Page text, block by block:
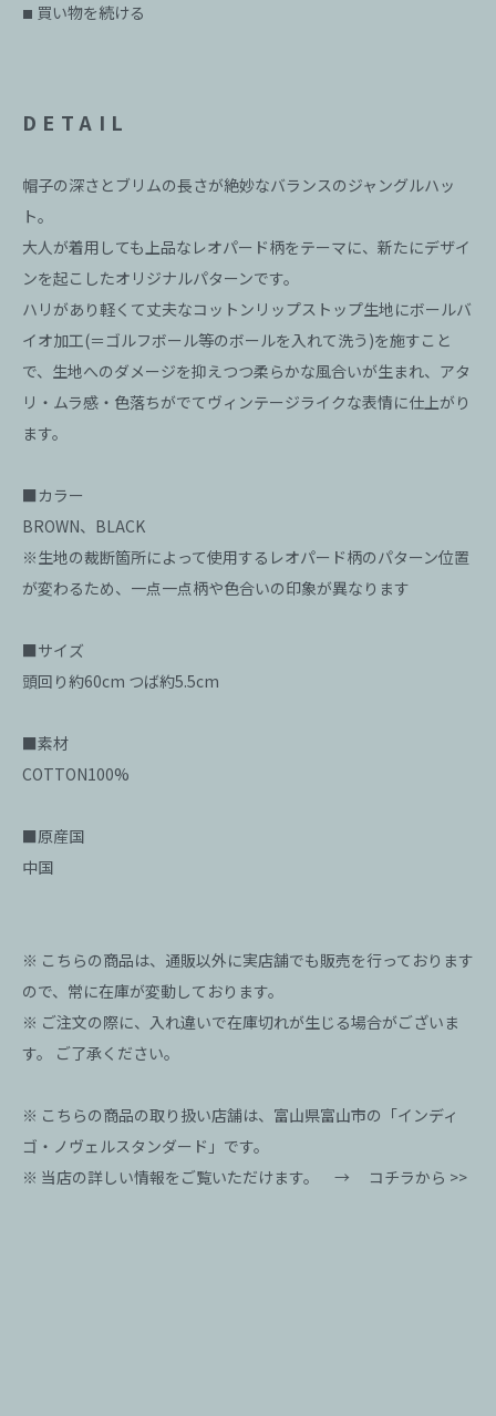
■ 買い物を続ける
DETAIL
帽子の深さとブリムの長さが絶妙なバランスのジャングルハッ
ト。
大人が着用しても上品なレオパード柄をテーマに、新たにデザイ
ンを起こしたオリジナルパターンです。
ハリがあり軽くて丈夫なコットンリップストップ生地にボールバ
イオ加工(＝ゴルフボール等のボールを入れて洗う)を施すこと
で、生地へのダメージを抑えつつ柔らかな風合いが生まれ、アタ
リ・ムラ感・色落ちがでてヴィンテージライクな表情に仕上がり
ます。
■カラー
BROWN、BLACK
※生地の裁断箇所によって使用するレオパード柄のパターン位置
が変わるため、一点一点柄や色合いの印象が異なります
■サイズ
頭回り約60cm つば約5.5cm
■素材
COTTON100%
■原産国
中国
※ こちらの商品は、通販以外に実店舗でも販売を行っております
ので、常に在庫が変動しております。
※ ご注文の際に、入れ違いで在庫切れが生じる場合がございま
す。 ご了承ください。
※ こちらの商品の取り扱い店舗は、富山県富山市の「インディ
ゴ・ノヴェルスタンダード」です。
※ 当店の詳しい情報をご覧いただけます。 → コチラから >>